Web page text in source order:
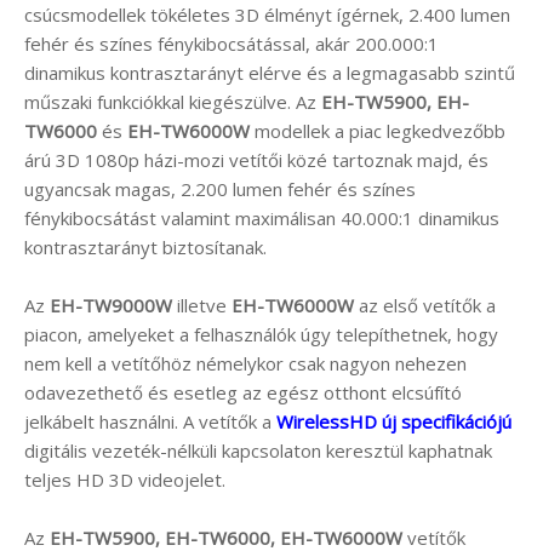
csúcsmodellek tökéletes 3D élményt ígérnek, 2.400 lumen
fehér és színes fénykibocsátással, akár 200.000:1
dinamikus kontrasztarányt elérve és a legmagasabb szintű
műszaki funkciókkal kiegészülve. Az EH-TW5900, EH-
TW6000 és EH-TW6000Wmodellek a piac legkedvezőbb
árú 3D 1080p házi-mozi vetítői közé tartoznak majd, és
ugyancsak magas, 2.200 lumen fehér és színes
fénykibocsátást valamint maximálisan 40.000:1 dinamikus
kontrasztarányt biztosítanak.
Az EH-TW9000Willetve EH-TW6000Waz első vetítők a
piacon, amelyeket a felhasználók úgy telepíthetnek, hogy
nem kell a vetítőhöz némelykor csak nagyon nehezen
odavezethető és esetleg az egész otthont elcsúfító
jelkábelt használni. A vetítők a WirelessHD új specifikációjú
digitális vezeték-nélküli kapcsolaton keresztül kaphatnak
teljes HD 3D videojelet.
Az EH-TW5900, EH-TW6000, EH-TW6000Wvetítők